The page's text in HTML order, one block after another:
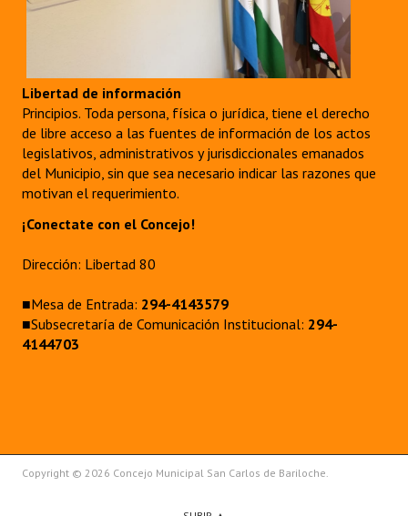
Libertad de información
Principios. Toda persona, física o jurídica, tiene el derecho
de libre acceso a las fuentes de información de los actos
legislativos, administrativos y jurisdiccionales emanados
del Municipio, sin que sea necesario indicar las razones que
motivan el requerimiento.
¡Conectate con el Concejo!
Dirección: Libertad 80
■Mesa de Entrada: 294-4143579
■Subsecretaría de Comunicación Institucional: 294-
4144703
Copyright © 2026 Concejo Municipal San Carlos de Bariloche.